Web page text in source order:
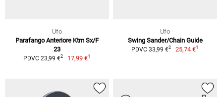
Ufo
Parafango Anteriore Ktm Sx/F
23
PDVC 23,99 €2 17,99 €1
Ufo
Swing Sander/Chain Guide
PDVC 33,99 €2 25,74 €1